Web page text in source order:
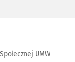
UMW